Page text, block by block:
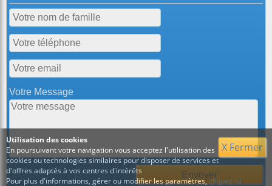
Votre Message
X Fermer
Utilisation des cookies
En poursuivant votre navigation vous acceptez l'utilisation des
cookies ou technologies similaires pour disposer de services et
d'offres adaptés à vos centres d'intérêts
Pour plus d'informations, gérer ou modifier les paramètres, cliquez ici